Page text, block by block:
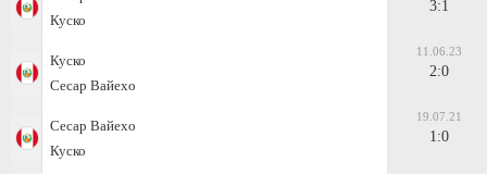
Куско
3:1
Куско
Сесар Вайехо
11.06.23
2:0
Сесар Вайехо
Куско
19.07.21
1:0